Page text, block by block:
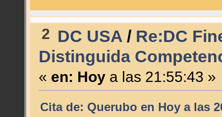
2 DC USA / Re:DC
Distinguida
« en: Hoya las 21:55:43 »
Cita de: Querubo en Hoya las